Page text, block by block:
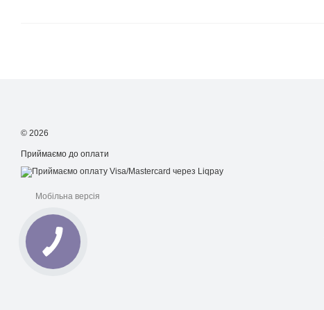
© 2026
Приймаємо до оплати
Мобільна версія